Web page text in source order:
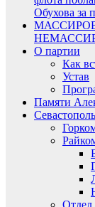
Обухова за
О партии
Как
Устав
Памяти
Отдел